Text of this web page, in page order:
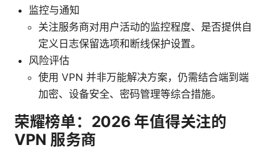
监控与通知
关注服务商对用户活动的监控程度、是否提供自
定义日志保留选项和断线保护设置。
风险评估
使用 VPN 并非万能解决方案，仍需结合端到端
加密、设备安全、密码管理等综合措施。
荣耀榜单：2026 年值得关注的
VPN 服务商